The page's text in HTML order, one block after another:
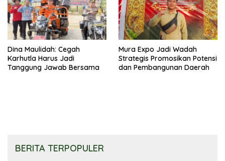
Dina Maulidah: Cegah
Karhutla Harus Jadi
Tanggung Jawab Bersama
Mura Expo Jadi Wadah
Strategis Promosikan Potensi
dan Pembangunan Daerah
BERITA TERPOPULER